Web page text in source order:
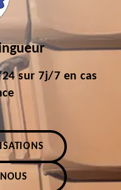
sur 7j/7 en cas